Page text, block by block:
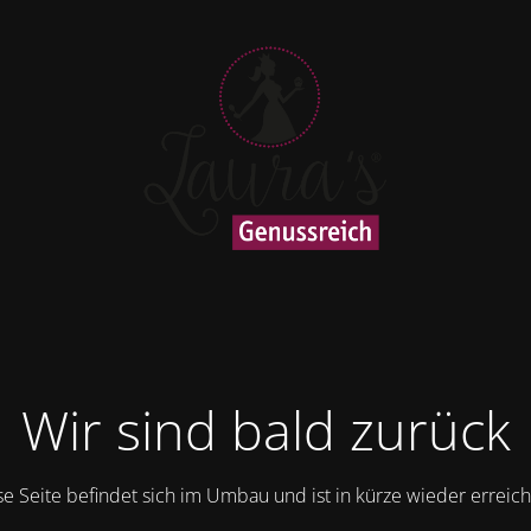
Wir sind bald zurück
Seite befindet sich im Umbau und ist in kürze wieder